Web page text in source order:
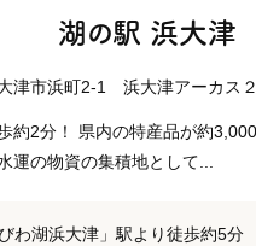
湖の駅 浜大津
津市浜町2-1 浜大津アーカス
約2分！ 県内の特産品が約
運の物資の集積地として...
わ湖浜大津」駅より徒歩約5分